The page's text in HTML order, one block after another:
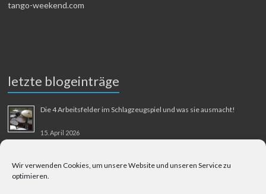
Wir verwenden Cookies, um unsere Website und unseren Service zu
optimieren.
tango-weekend.com
letzte blogeinträge
Die 4 Arbeitsfelder im Schlagzeugspiel und was sie ausmacht!
15. April 2026
31. August 2025